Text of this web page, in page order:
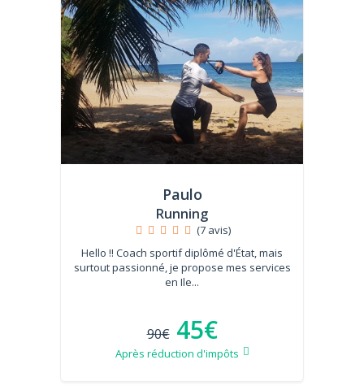
Paulo
Running
(7 avis)
Hello !! Coach sportif diplômé d'État, mais
surtout passionné, je propose mes services
en Ile...
90€ 45€
Après réduction d'impôts